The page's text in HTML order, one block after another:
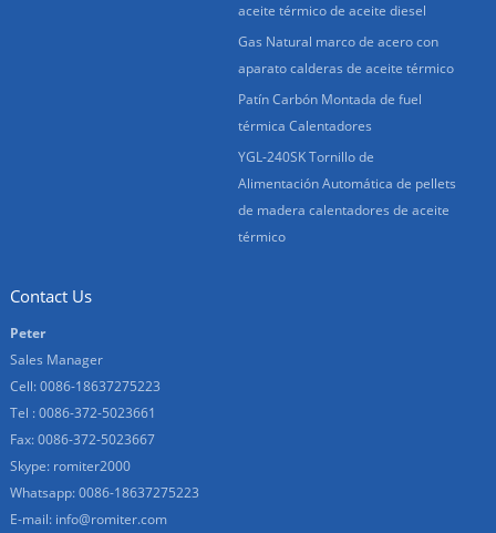
aceite térmico de aceite diesel
Gas Natural marco de acero con
aparato calderas de aceite térmico
Patín Carbón Montada de fuel
térmica Calentadores
YGL-240SK Tornillo de
Alimentación Automática de pellets
de madera calentadores de aceite
térmico
Contact Us
Peter
Sales Manager
Cell: 0086-18637275223
Tel : 0086-372-5023661
Fax: 0086-372-5023667
Skype: romiter2000
Whatsapp:0086-18637275223
E-mail: info@romiter.com